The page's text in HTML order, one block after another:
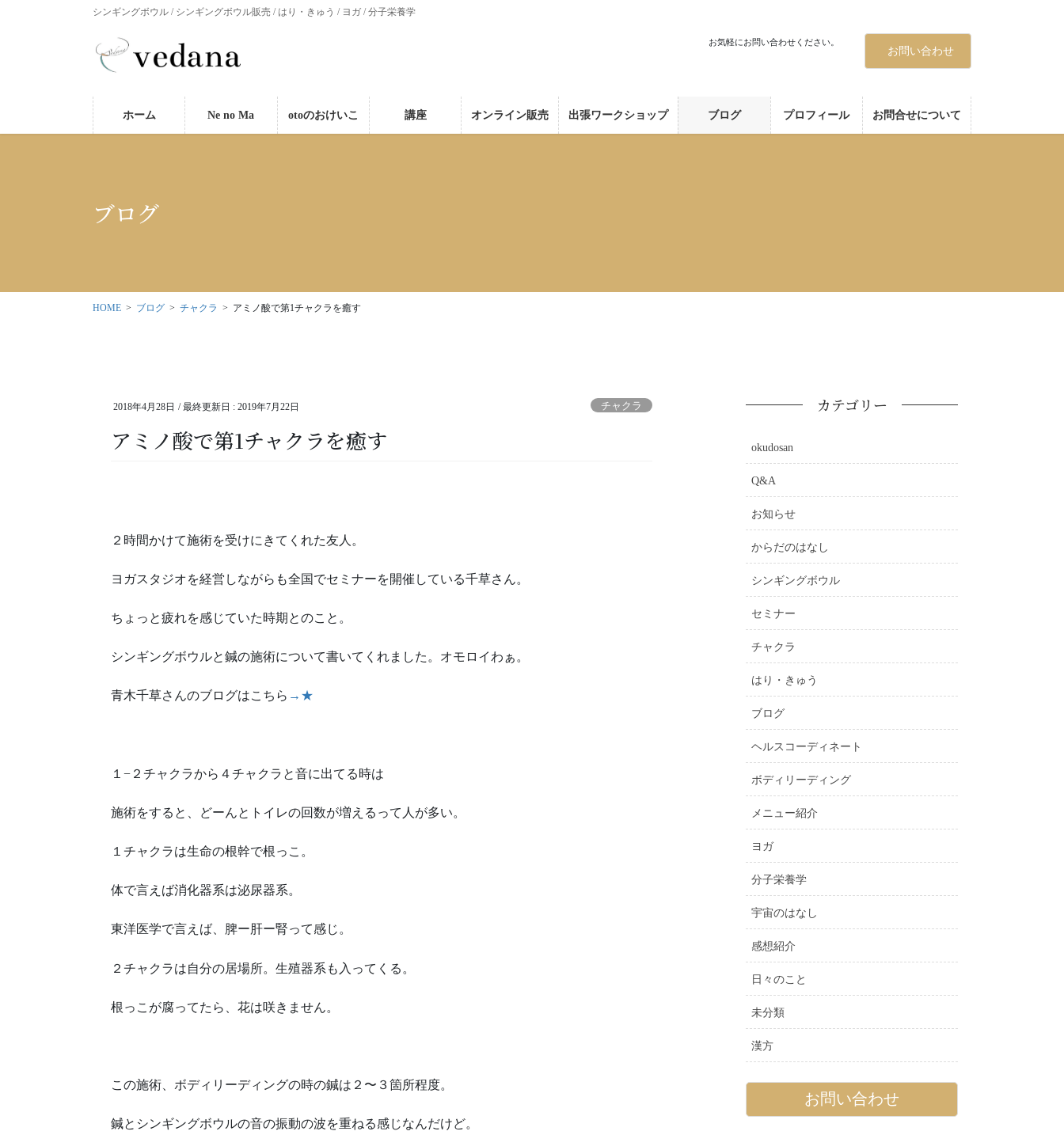
シンギングボウル / シンギングボウル販売 / はり・きゅう / ヨガ / 分子栄養学
お気軽にお問い合わせください。
お問い合わせ
ホーム Ne no Ma otoのおけいこ 講座 オンライン販売 出張ワークショップ ブログ プロフィール お問合せについて
ブログ
HOME ブログ チャクラ アミノ酸で第1チャクラを癒す
2018年4月28日 / 最終更新日 :2019年7月22日 チャクラ
アミノ酸で第1チャクラを癒す
２時間かけて施術を受けにきてくれた友人。
ヨガスタジオを経営しながらも全国でセミナーを開催している千草さん。
ちょっと疲れを感じていた時期とのこと。
シンギングボウルと鍼の施術について書いてくれました。オモロイわぁ。
青木千草さんのブログはこちら →★
１−２チャクラから４チャクラと音に出てる時は
施術をすると、どーんとトイレの回数が増えるって人が多い。
１チャクラは生命の根幹で根っこ。
体で言えば消化器系は泌尿器系。
東洋医学で言えば、脾ー肝ー腎って感じ。
２チャクラは自分の居場所。生殖器系も入ってくる。
根っこが腐ってたら、花は咲きません。
この施術、ボディリーディングの時の鍼は２〜３箇所程度。
鍼とシンギングボウルの音の振動の波を重ねる感じなんだけど。
カテゴリー
okudosan
Q&A
お知らせ
からだのはなし
シンギングボウル
セミナー
チャクラ
はり・きゅう
ブログ
ヘルスコーディネート
ボディリーディング
メニュー紹介
ヨガ
分子栄養学
宇宙のはなし
感想紹介
日々のこと
未分類
漢方
お問い合わせ